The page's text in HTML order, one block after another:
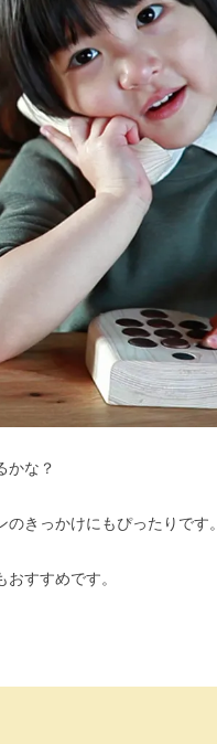
かな？
きっかけにもぴったりです。
すすめです。